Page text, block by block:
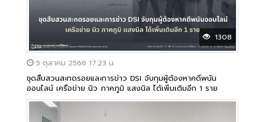
1308
5 ตุลาคม 2566 17:23 น.
ชุดสืบสวนสะกดรอยและการข่าว DSI จับกุมผู้ต้องหาคดีพนัน
ออนไลน์ เครือข่าย นิว ภาคภูมิ แสงนิล ได้เพิ่มเติมอีก 1 ราย